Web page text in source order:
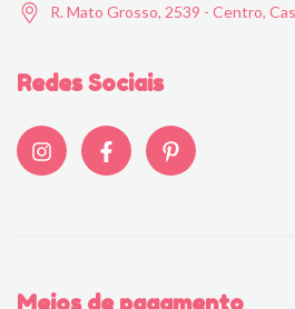
R. Mato Grosso, 2539 - Centro,
Redes Sociais